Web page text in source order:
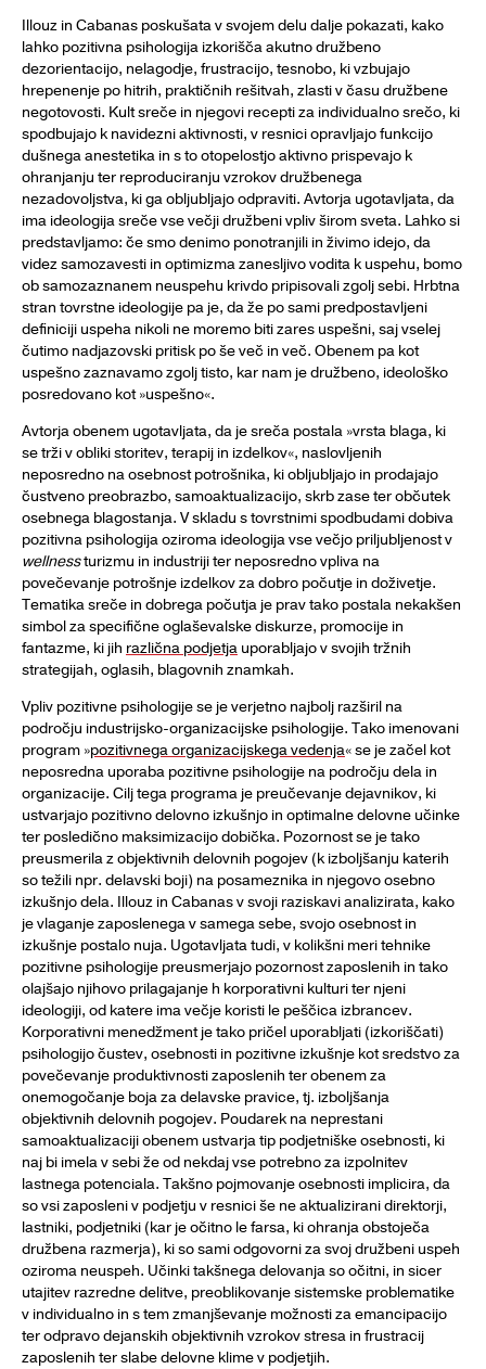
Illouz in Cabanas poskušata v svojem delu dalje pokazati, kako
lahko pozitivna psihologija izkorišča akutno družbeno
dezorientacijo, nelagodje, frustracijo, tesnobo, ki vzbujajo
hrepenenje po hitrih, praktičnih rešitvah, zlasti v času družbene
negotovosti. Kult sreče in njegovi recepti za individualno srečo, ki
spodbujajo k navidezni aktivnosti, v resnici opravljajo funkcijo
dušnega anestetika in s to otopelostjo aktivno prispevajo k
ohranjanju ter reproduciranju vzrokov družbenega
nezadovoljstva, ki ga obljubljajo odpraviti. Avtorja ugotavljata, da
ima ideologija sreče vse večji družbeni vpliv širom sveta. Lahko si
predstavljamo: če smo denimo ponotranjili in živimo idejo, da
videz samozavesti in optimizma zanesljivo vodita k uspehu, bomo
ob samozaznanem neuspehu krivdo pripisovali zgolj sebi. Hrbtna
stran tovrstne ideologije pa je, da že po sami predpostavljeni
definiciji uspeha nikoli ne moremo biti zares uspešni, saj vselej
čutimo nadjazovski pritisk po še več in več. Obenem pa kot
uspešno zaznavamo zgolj tisto, kar nam je družbeno, ideološko
posredovano kot »uspešno«.
Avtorja obenem ugotavljata, da je sreča postala »vrsta blaga, ki
se trži v obliki storitev, terapij in izdelkov«, naslovljenih
neposredno na osebnost potrošnika, ki obljubljajo in prodajajo
čustveno preobrazbo, samoaktualizacijo, skrb zase ter občutek
osebnega blagostanja. V skladu s tovrstnimi spodbudami dobiva
pozitivna psihologija oziroma ideologija vse večjo priljubljenost v
wellnessturizmu in industriji ter neposredno vpliva na
povečevanje potrošnje izdelkov za dobro počutje in doživetje.
Tematika sreče in dobrega počutja je prav tako postala nekakšen
simbol za specifične oglaševalske diskurze, promocije in
fantazme, ki jih različna podjetja uporabljajo v svojih tržnih
strategijah, oglasih, blagovnih znamkah.
Vpliv pozitivne psihologije se je verjetno najbolj razširil na
področju industrijsko-organizacijske psihologije. Tako imenovani
program »pozitivnega organizacijskega vedenja« se je začel kot
neposredna uporaba pozitivne psihologije na področju dela in
organizacije. Cilj tega programa je preučevanje dejavnikov, ki
ustvarjajo pozitivno delovno izkušnjo in optimalne delovne učinke
ter posledično maksimizacijo dobička. Pozornost se je tako
preusmerila z objektivnih delovnih pogojev (k izboljšanju katerih
so težili npr. delavski boji) na posameznika in njegovo osebno
izkušnjo dela. Illouz in Cabanas v svoji raziskavi analizirata, kako
je vlaganje zaposlenega v samega sebe, svojo osebnost in
izkušnje postalo nuja. Ugotavljata tudi, v kolikšni meri tehnike
pozitivne psihologije preusmerjajo pozornost zaposlenih in tako
olajšajo njihovo prilagajanje h korporativni kulturi ter njeni
ideologiji, od katere ima večje koristi le peščica izbrancev.
Korporativni menedžment je tako pričel uporabljati (izkoriščati)
psihologijo čustev, osebnosti in pozitivne izkušnje kot sredstvo za
povečevanje produktivnosti zaposlenih ter obenem za
onemogočanje boja za delavske pravice, tj. izboljšanja
objektivnih delovnih pogojev. Poudarek na neprestani
samoaktualizaciji obenem ustvarja tip podjetniške osebnosti, ki
naj bi imela v sebi že od nekdaj vse potrebno za izpolnitev
lastnega potenciala. Takšno pojmovanje osebnosti implicira, da
so vsi zaposleni v podjetju v resnici še ne aktualizirani direktorji,
lastniki, podjetniki (kar je očitno le farsa, ki ohranja obstoječa
družbena razmerja), ki so sami odgovorni za svoj družbeni uspeh
oziroma neuspeh. Učinki takšnega delovanja so očitni, in sicer
utajitev razredne delitve, preoblikovanje sistemske problematike
v individualno in s tem zmanjševanje možnosti za emancipacijo
ter odpravo dejanskih objektivnih vzrokov stresa in frustracij
zaposlenih ter slabe delovne klime v podjetjih.